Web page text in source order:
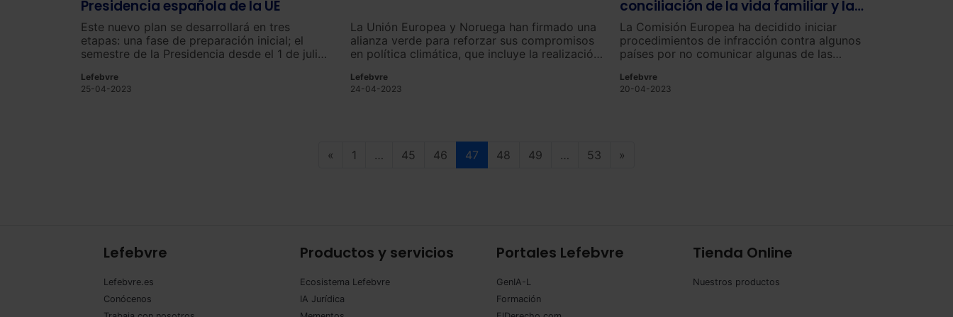
Presidencia española de la UE
Este nuevo plan se desarrollará en tres
etapas: una fase de preparación inicial; el
semestre de la Presidencia desde el 1 de julio
decuent
Lefebvre
25-04-2023
La Unión Europea y Noruega han firmado una
alianza verde para reforzar sus compromisos
en política climática, que incluye la realización
medio ambiente, la cooperación en energía
limpia y la transición industrial.
Lefebvre
24-04-2023
conciliación de la vida familiar y la
vida profesional en la UE
La Comisión Europea ha decidido iniciar
procedimientos de infracción contra algunos
países por no comunicar algunas de las
derecho a la conciliación familiar y profesional
de los progenitores y cuidadores.
Lefebvre
20-04-2023
« 1 … 45 46 47 48 49 … 53 »
Lefebvre
Lefebvre.es
Conócenos
Productos y servicios
Ecosistema Lefebvre
IA Jurídica
Portales Lefebvre
GenIA-L
Formación
Tienda Online
Nuestros productos